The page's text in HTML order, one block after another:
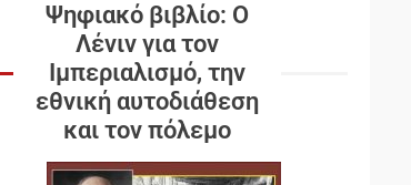
Ψηφιακό βιβλίο: Ο
Λένιν για τον
Ιμπεριαλισμό, την
εθνική αυτοδιάθεση
και τον πόλεμο